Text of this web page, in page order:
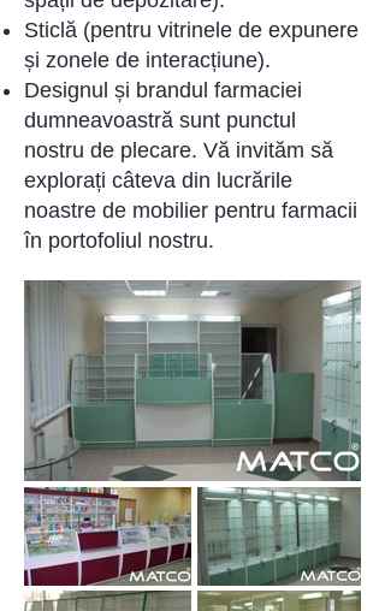
Sticlă (pentru vitrinele de expunere
și zonele de interacțiune).
Designul și brandul farmaciei
dumneavoastră sunt punctul
nostru de plecare. Vă invităm să
explorați câteva din lucrările
noastre de mobilier pentru farmacii
în portofoliul nostru.